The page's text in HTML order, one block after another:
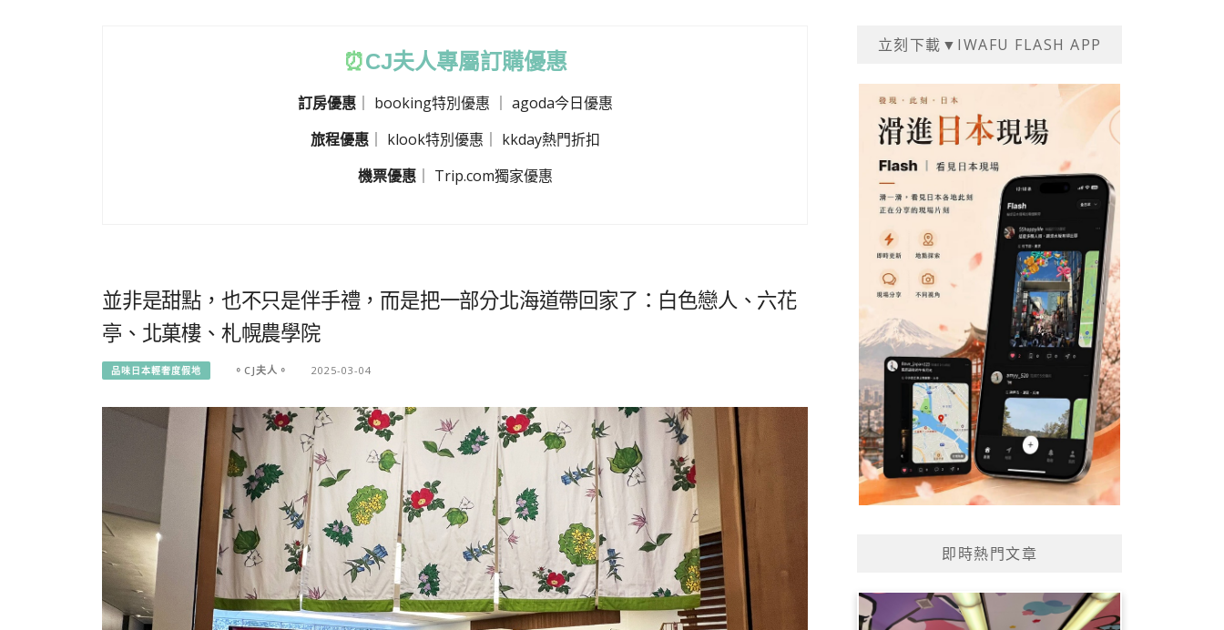
⏰CJ夫人專屬訂購優惠
訂房優惠｜ booking特別優惠
agoda今日優惠
旅程優惠｜ klook特別優惠
kkday熱門折扣
機票優惠｜ Trip.com獨家優惠
並非是甜點，也不只是伴手禮，而是把一部分北海道帶回家了：白色戀人、六花
亭、北菓樓、札幌農學院
品味日本輕奢度假地 。CJ夫人。 2025-03-04
立刻下載▼IWAFU FLASH APP
即時熱門文章